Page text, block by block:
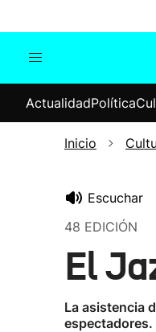
Internacional
ActualidadPolítica
Inicio
Escuchar
48 EDICIÓN
El
La asistencia
espectadores.